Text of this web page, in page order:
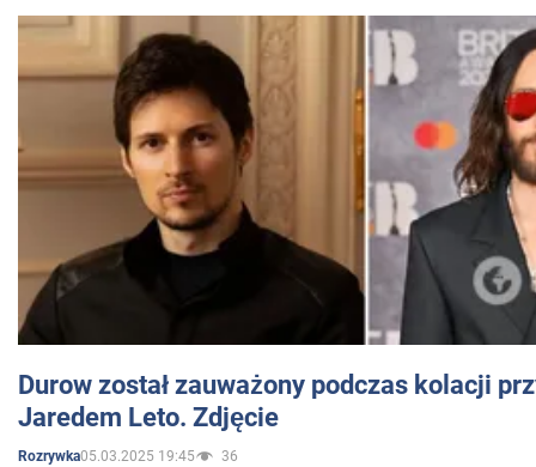
Durow został zauważony podczas kolacji
Jaredem Leto. Zdjęcie
Rozrywka05.03.2025 19:45 36